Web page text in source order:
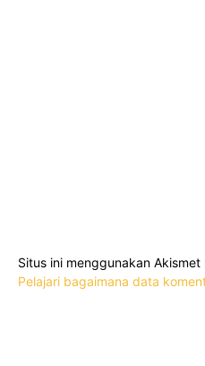
Situs ini menggunakan
Pelajari bagaimana data